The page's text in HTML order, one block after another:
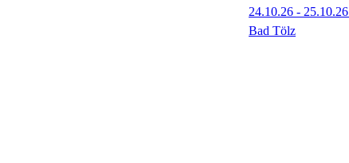
24.10.26 - 25.10.26
Bad Tölz